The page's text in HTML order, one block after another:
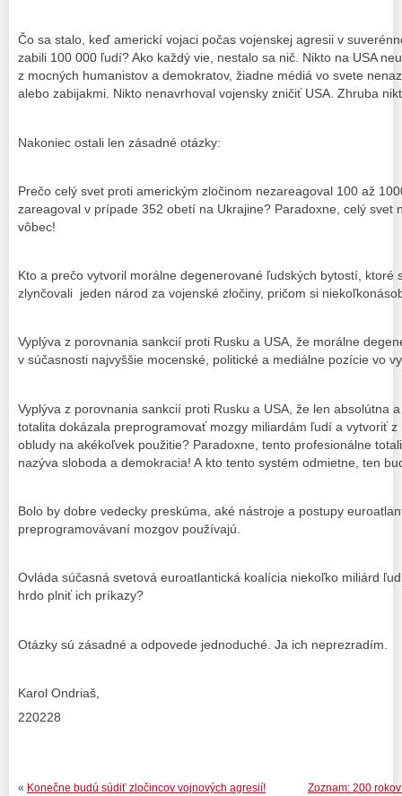
Čo sa stalo, keď americkí vojaci počas vojenskej agresii v
zabili 100 000 ľudí? Ako každý vie, nestalo sa nič. Nikto na USA
z mocných humanistov a demokratov, žiadne médiá vo svete
alebo zabijakmi. Nikto nenavrhoval vojensky zničiť USA. Zhruba
Nakoniec ostali len zásadné otázky:
Prečo celý svet proti americkým zločinom nezareagoval 100 až
zareagoval v prípade 352 obetí na Ukrajine? Paradoxne, celý svet
vôbec!
Kto a prečo vytvoril morálne degenerované ľudských bytostí, ktoré
zlynčovali jeden národ za vojenské zločiny, pričom si
Vyplýva z porovnania sankcií proti Rusku a USA, že morálne
v súčasnosti najvyššie mocenské, politické a mediálne pozície vo
Vyplýva z porovnania sankcií proti Rusku a USA, že len absolútna
totalita dokázala preprogramovať mozgy miliardám ľudí a vytvoriť
obludy na akékoľvek použitie? Paradoxne, tento profesionálne
nazýva sloboda a demokracia! A kto tento systém odmietne, ten
Bolo by dobre vedecky preskúma, aké nástroje a postupy
preprogramovávaní mozgov používajú.
Ovláda súčasná svetová euroatlantická koalícia niekoľko miliárd
hrdo plniť ich príkazy?
Otázky sú zásadné a odpovede jednoduché. Ja ich neprezradím.
Karol Ondriaš,
220228
Zoznam: 200
« Konečne budú súdiť zločincov vojnových agresií!